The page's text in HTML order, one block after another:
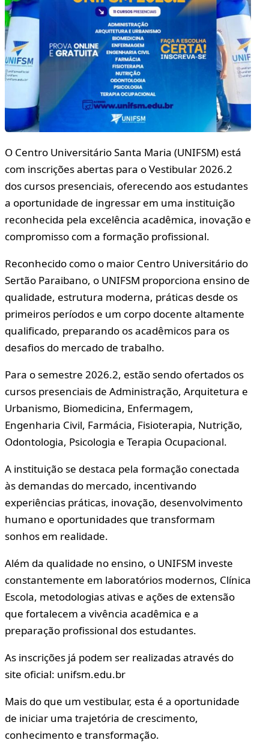
O Centro Universitário Santa Maria (UNIFSM) está
com inscrições abertas para o Vestibular 2026.2
dos cursos presenciais, oferecendo aos estudantes
a oportunidade de ingressar em uma instituição
reconhecida pela excelência acadêmica, inovação e
compromisso com a formação profissional.
Reconhecido como o maior Centro Universitário do
Sertão Paraibano, o UNIFSM proporciona ensino de
qualidade, estrutura moderna, práticas desde os
primeiros períodos e um corpo docente altamente
qualificado, preparando os acadêmicos para os
desafios do mercado de trabalho.
Para o semestre 2026.2, estão sendo ofertados os
cursos presenciais de Administração, Arquitetura e
Urbanismo, Biomedicina, Enfermagem,
Engenharia Civil, Farmácia, Fisioterapia, Nutrição,
Odontologia, Psicologia e Terapia Ocupacional.
A instituição se destaca pela formação conectada
às demandas do mercado, incentivando
experiências práticas, inovação, desenvolvimento
humano e oportunidades que transformam
sonhos em realidade.
Além da qualidade no ensino, o UNIFSM investe
constantemente em laboratórios modernos, Clínica
Escola, metodologias ativas e ações de extensão
que fortalecem a vivência acadêmica e a
preparação profissional dos estudantes.
As inscrições já podem ser realizadas através do
site oficial: unifsm.edu.br
Mais do que um vestibular, esta é a oportunidade
de iniciar uma trajetória de crescimento,
conhecimento e transformação.